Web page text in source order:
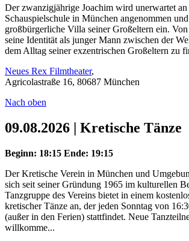
Der zwanzigjährige Joachim wird unerwartet an
Schauspielschule in München angenommen
großbürgerliche Villa seiner Großeltern ein. Von
seine Identität als junger Mann zwischen der
dem Alltag seiner exzentrischen Großeltern zu
Neues Rex Filmtheater,
Agricolastraße 16, 80687 München
Nach oben
09.08.2026 | Kretische Tänze
Beginn: 18:15 Ende: 19:15
Der Kretische Verein in München und
sich seit seiner Gründung 1965 im kulturellen
Tanzgruppe des Vereins bietet in einem
kretischer Tänze an, der jeden Sonntag von
(außer in den Ferien) stattfindet. Neue
willkomme...